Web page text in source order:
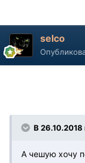
selco
В 26.10.2018
А чешую хочу